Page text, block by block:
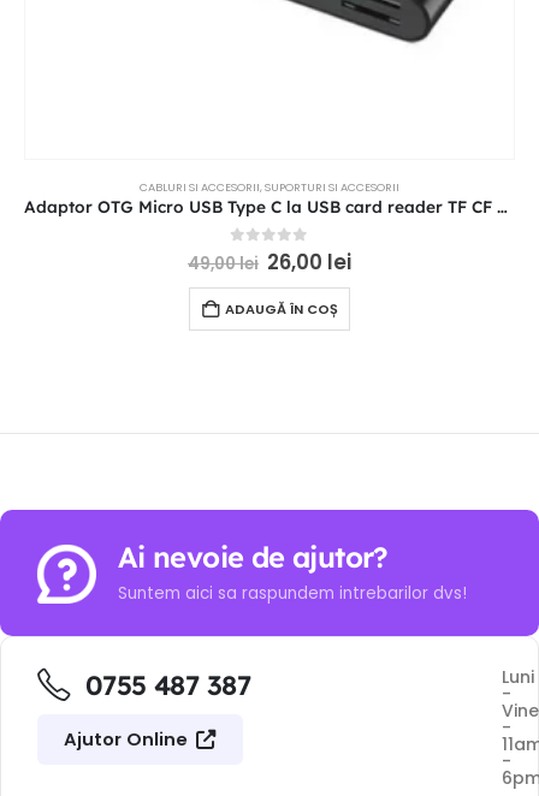
CABLURI SI ACCESORII,SUPORTURI SI ACCESORII
Adaptor OTG Micro USB Type C la USB card reader TF CF SD memory card
out of 5
49,00lei 26,00 lei
ADAUGĂ ÎN COȘ
Ai nevoie de ajutor?
Suntem aici sa raspundem intrebarilor dvs!
0755 487 387
Ajutor Online
Luni
-
-
-